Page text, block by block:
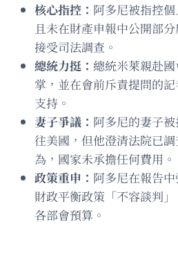
核心指控： 阿多尼被指控
且未在財產申報中公開部
接受司法調查。
總統力挺： 總統米萊親赴
掌，並在會前斥責提問的
支持。
妻子爭議： 阿多尼的妻子
往美國，但他澄清法院已
為，國家未承擔任何費用。
政策重申： 阿多尼在報告
財政平衡政策「不容談判
各部會預算。